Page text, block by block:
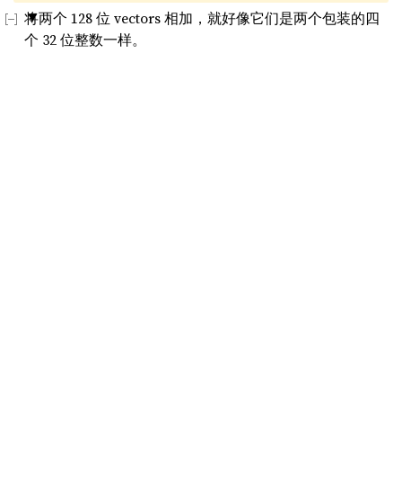
将两个 128 位 vectors 相加，就好像它们是两个包装的四
个 32 位整数一样。